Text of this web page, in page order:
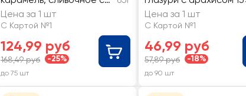
крем-чиз и соусом
соленая карамель в
молочном шоколаде с
печеньем 8%, без змж,
эскимо
Цена за 1 шт
С Картой №1
124,99 руб
168,49 руб -25%
до 75 шт
без змж, эскимо
Цена за 1 шт
С Картой №1
46,99 руб
57,89 руб -18%
до 90 шт